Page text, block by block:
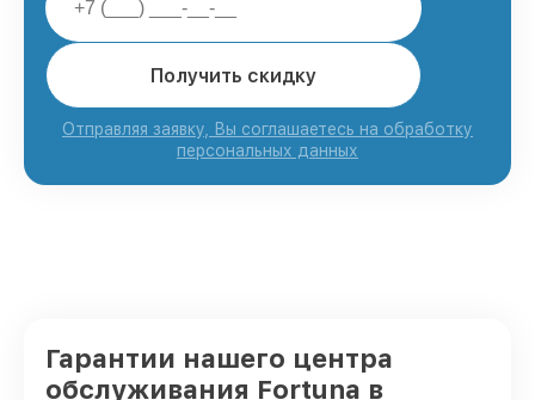
Получить скидку
Отправляя заявку, Вы соглашаетесь на обработку
персональных данных
Гарантии нашего центра
обслуживания Fortuna в